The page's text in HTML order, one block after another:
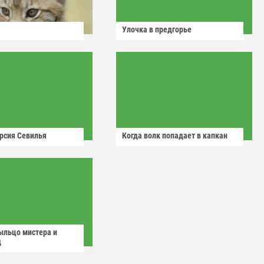
Улочка в предгорье
Севилья Когда волк попадает в капкан
мистера и